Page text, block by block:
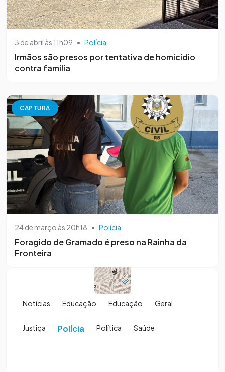
3 de abril às 11h09 • Polícia
Irmãos são presos por tentativa de homicídio
contra família
CAPTURA
24 de março às 20h18 • Polícia
Foragido de Gramado é preso na Rainha da
Fronteira
Notícias Educação Educação Geral
Justiça Polícia Política Saúde